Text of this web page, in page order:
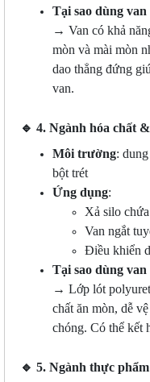
Tại sao dùng van
→ Van có khả
mòn và mài mòn
dao thẳng đứng
van.
🔹 4. Ngành hóa chất
Môi trường:
bột trét
Ứng dụng:
Xả silo
Van ngắt
Điều khiển
Tại sao dùng van
→ Lớp lót
chất ăn mòn, dễ
chóng. Có thể kết
🔹 5. Ngành thực